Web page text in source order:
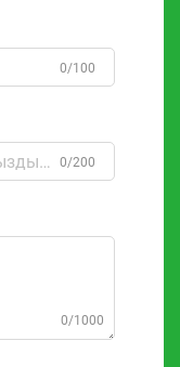
0/100
0/200
0/1000